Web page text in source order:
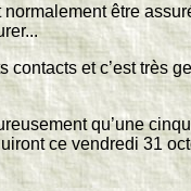
être
contacts et c’est
qu’une
ce vendredi 31